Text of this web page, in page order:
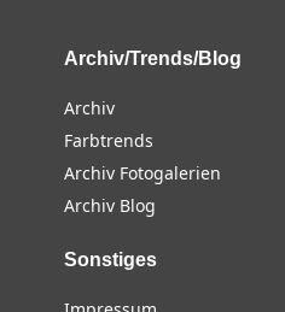
Archiv/Trends/Blog
Archiv
Farbtrends
Archiv Fotogalerien
Archiv Blog
Sonstiges